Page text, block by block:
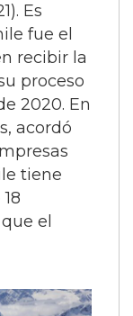
Es
fue el
recibir la
proceso
2020. En
acordó
tiene
el